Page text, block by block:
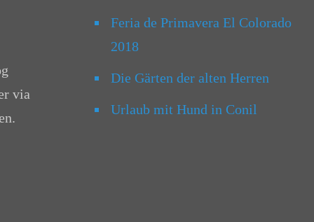
via
Feria de Primavera El Colorado
2018
Die Gärten der alten Herren
Urlaub mit Hund in Conil